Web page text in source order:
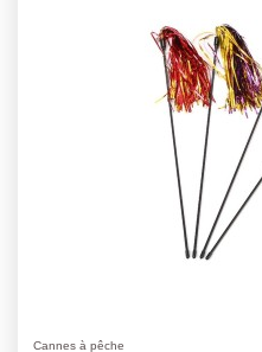
Cannes à pêche